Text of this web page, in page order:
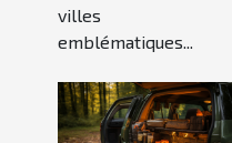
villes
emblématiques...